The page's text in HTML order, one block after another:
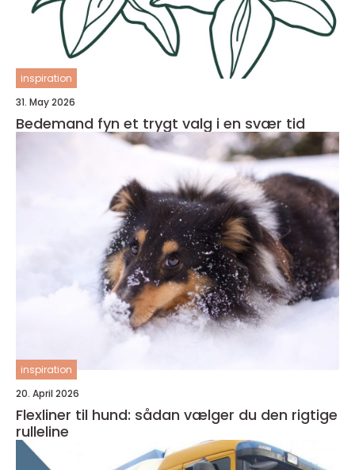
inspiration
31. May 2026
Bedemand fyn et trygt valg i en svær tid
inspiration
20. April 2026
Flexliner til hund: sådan vælger du den rigtige
rulleline